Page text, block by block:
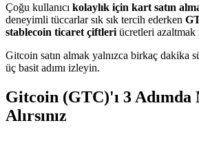
Bilgi
Ticaret bilgileri vb. dahil olmak üzere
Çoğu kullanıcı kolaylık için kart satın
deneyimli tüccarlar sık sık tercih ederken
stablecoin ticaret çiftleri ücretleri azaltmak
Gitcoin satın almak yalnızca birkaç dakika
üç basit adımı izleyin.
Gitcoin (GTC)'ı 3 Adımda
Alırsınız